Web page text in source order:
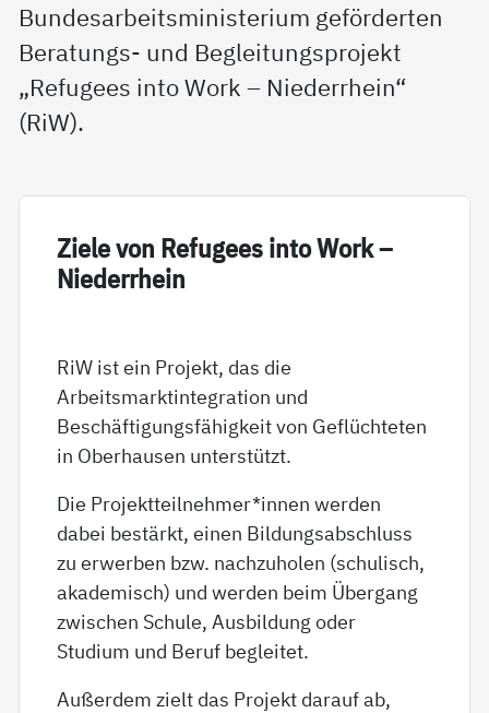
Bundesarbeitsministerium geförderten
Beratungs- und Begleitungsprojekt
„Refugees into Work – Niederrhein“
(RiW).
Zie­le von Re­fu­gees in­to Work –
Nie­der­r­hein
RiW ist ein Projekt, das die
Arbeitsmarktintegration und
Beschäftigungsfähigkeit von Geflüchteten
in Oberhausen unterstützt.
Die Projektteilnehmer*innen werden
dabei bestärkt, einen Bildungsabschluss
zu erwerben bzw. nachzuholen (schulisch,
akademisch) und werden beim Übergang
zwischen Schule, Ausbildung oder
Studium und Beruf begleitet.
Außerdem zielt das Projekt darauf ab,